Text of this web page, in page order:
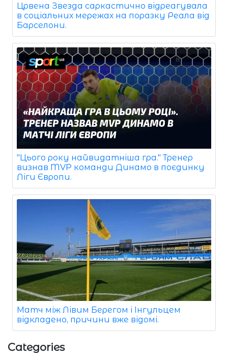
Црвена Звезда саркастично відреагувала
в соціальних мережах на поразку Реала від
Барселони.
"Цього року найвидатніша гра." Тренер
визнав MVP команди Динамо в поєдинку
Ліги Європи.
Матч між Лівим Берегом і Інгульцем
відкладено, причини вже відомі.
Categories